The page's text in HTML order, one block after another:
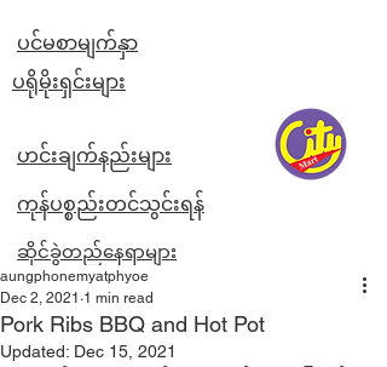
ပင်မစာမျက်နှာ
ဆိုင်ခွဲတည်နေရာများ
ကုန်ပစ္စည်းတင်သွင်းရန်
ဟင်းချက်နည်းများ
​ပရိုမိုးရှင်းများ
Pork Ribs BBQ and Hot Pot
aungphonemyatphyoe
Dec 2, 2021 1 min read
Updated: Dec 15, 2021